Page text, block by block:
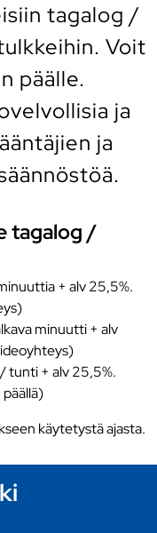
tagalog /
Voit
päälle.
ja
ja
tagalog /
+ alv 25,5%.
minuutti + alv
tunti + alv 25,5%.
käytetystä ajasta.